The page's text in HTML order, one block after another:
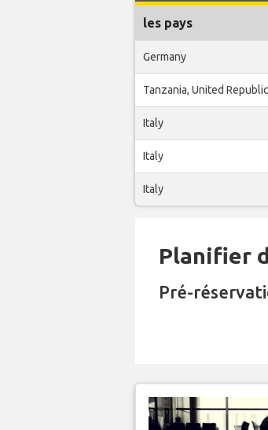
les pays
Germany
Tanzania, United
Italy
Italy
Italy
Planifier
Pré-